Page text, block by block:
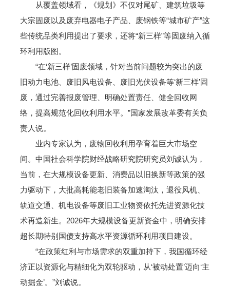
从覆盖领域看，《规划》不仅对尾矿、建筑垃圾等
大宗固废以及废弃电器电子产品、废钢铁等“城市矿产”这
些传统品类利用提出了要求，还将“新三样”等固废纳入循
环利用版图。
“在‘新三样’固废领域，针对当前问题较为突出的废
旧动力电池、废旧风电设备、废旧光伏设备等‘新三样’固
废，通过完善报废管理、明确处置责任、健全回收网
络，提高规范化回收利用水平。”国家发展改革委有关负
责人说。
业内专家认为，废物回收利用孕育着巨大市场空
间。中国社会科学院财经战略研究院研究员刘诚认为，
当前，在大规模设备更新、消费品以旧换新等政策的强
力驱动下，大批高耗能老旧装备加速淘汰，退役风机、
轨道交通、机电设备等废旧工业物资依托先进资源化技
术再造新生。2026年大规模设备更新资金中，明确安排
超长期特别国债支持高水平资源循环利用项目建设。
“在政策红利与市场需求的双重加持下，我国循环经
济正以资源化与精细化为双轮驱动，从‘被动处置’迈向‘主
动掘金’。”刘诚说。